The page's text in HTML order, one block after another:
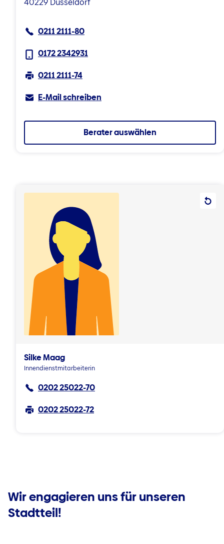
0211 2111-80
0172 2342931
0211 2111-74
E-Mail schreiben
Berater auswählen
Silke Maag
Innendienstmitarbeiterin
0202 25022-70
0202 25022-72
Wir engagieren uns für unseren
Stadtteil!